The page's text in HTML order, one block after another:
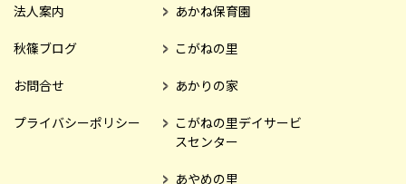
法人案内
秋篠ブログ
お問合せ
プライバシーポリシー
あかね保育園
こがねの里
あかりの家
こがねの里デイサービ
スセンター
あやめの里